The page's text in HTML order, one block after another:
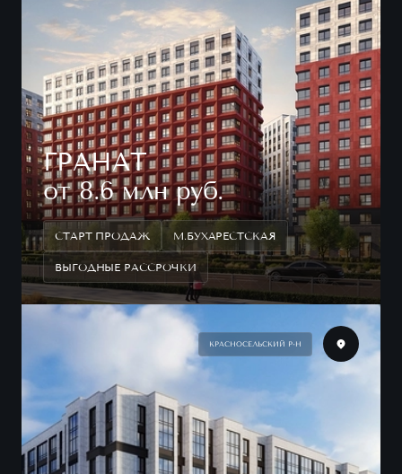
ГРАНАТ
от 8.6 млн руб.
СТАРТ ПРОДАЖ М.БУХАРЕСТСКАЯ
ВЫГОДНЫЕ РАССРОЧКИ
КРАСНОСЕЛЬСКИЙ Р-Н